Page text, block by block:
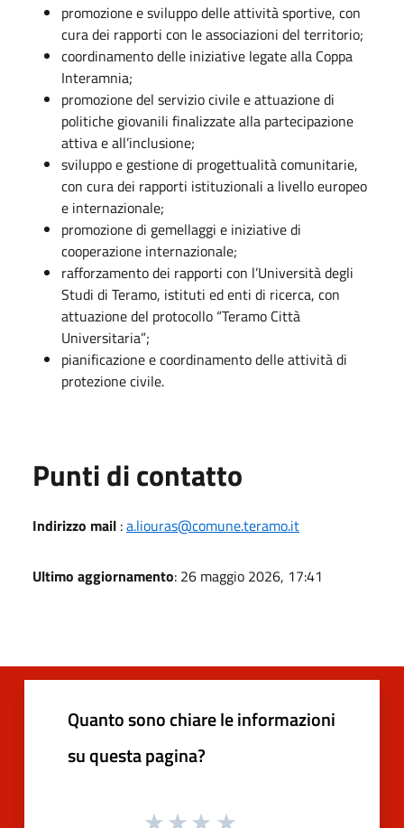
promozione e sviluppo delle attività sportive, con
cura dei rapporti con le associazioni del territorio;
coordinamento delle iniziative legate alla Coppa
Interamnia;
promozione del servizio civile e attuazione di
politiche giovanili finalizzate alla partecipazione
attiva e all’inclusione;
sviluppo e gestione di progettualità comunitarie,
con cura dei rapporti istituzionali a livello europeo
e internazionale;
promozione di gemellaggi e iniziative di
cooperazione internazionale;
rafforzamento dei rapporti con l’Università degli
Studi di Teramo, istituti ed enti di ricerca, con
attuazione del protocollo “Teramo Città
Universitaria”;
pianificazione e coordinamento delle attività di
protezione civile.
Punti di contatto
Indirizzo mail :a.liouras@comune.teramo.it
Ultimo aggiornamento: 26 maggio 2026, 17:41
Quanto sono chiare le informazioni
su questa pagina?